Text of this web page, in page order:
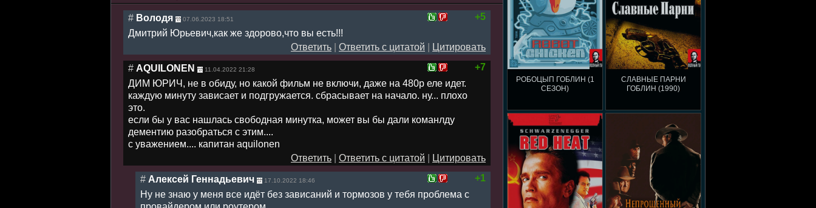
РОБОЦЫП ГОБЛИН (1
СЕЗОН)
СЛАВНЫЕ ПАРНИ
ГОБЛИН (1990)
+5
# Володя 07.06.2023 18:51
Дмитрий Юрьевич,как же здорово,что вы есть!!!
Ответить
Ответить с цитатой
Цитировать
+7
# AQUILONEN 11.04.2022 21:28
ДИМ ЮРИЧ, не в обиду, но какой фильм не включи, даже на 480р еле идет.
каждую минуту зависает и подгружается. сбрасывает на начало. ну... плохо
это.
если бы у вас нашлась свободная минутка, может вы бы дали команлду
дементию разобраться с этим....
с уважением.... капитан aquilonen
Ответить
Ответить с цитатой
Цитировать
+1
# Алексей Геннадьевич 17.10.2022 18:46
Ну не знаю у меня все идёт без зависаний и тормозов у тебя проблема с